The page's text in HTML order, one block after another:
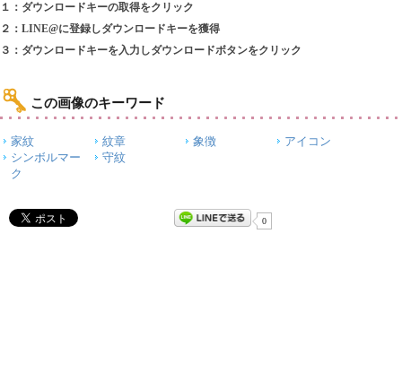
１：ダウンロードキーの取得をクリック
２：LINE@に登録しダウンロードキーを獲得
３：ダウンロードキーを入力しダウンロードボタンをクリック
この画像のキーワード
家紋 紋章 象徴
アイコン
シンボルマー
ク
守紋
0